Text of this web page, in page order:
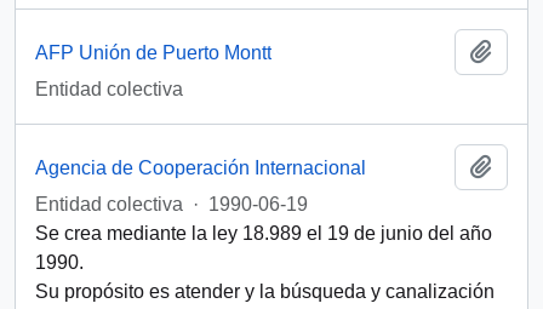
AFP Unión de Puerto Montt
Entidad colectiva
Agencia de Cooperación Internacional
Entidad colectiva
· 1990-06-19
Se crea mediante la ley 18.989 el 19 de junio del año
1990.
Su propósito es atender y la búsqueda y canalización